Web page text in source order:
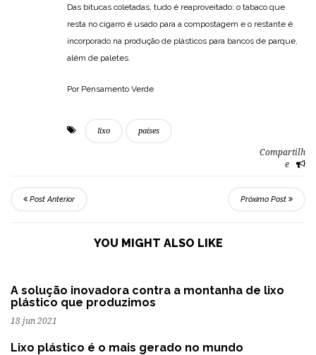
Das bitucas coletadas, tudo é reaproveitado: o tabaco que
resta no cigarro é usado para a compostagem e o restante é
incorporado na produção de plásticos para bancos de parque,
além de paletes.
Por Pensamento Verde
lixo países
Compartilh
e
Post Anterior Próximo Post
YOU MIGHT ALSO LIKE
A solução inovadora contra a montanha de lixo
plástico que produzimos
18 jun 2021
Lixo plástico é o mais gerado no mundo